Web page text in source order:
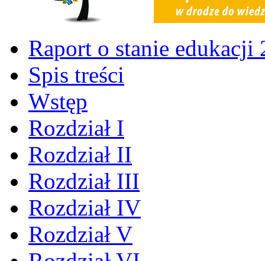
Raport o stanie edukacji
Spis treści
Wstęp
Rozdział I
Rozdział II
Rozdział III
Rozdział IV
Rozdział V